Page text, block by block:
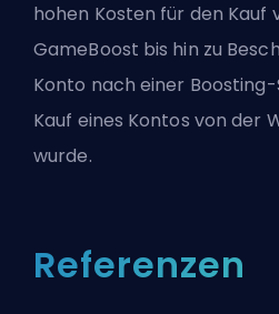
hohen Kosten für den Kauf
GameBoost bis hin zu
Konto nach einer
Kauf eines Kontos von der
wurde.
Referenzen